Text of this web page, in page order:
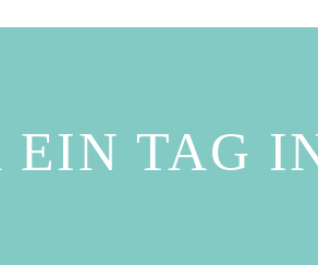
EIN TAG